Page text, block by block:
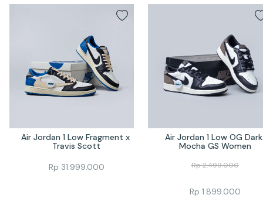
Air Jordan 1 Low Fragment x
Travis Scott
Rp 31.999.000
Air Jordan 1 Low OG Dark
Mocha GS Women
Rp2.499.000
Rp 1.899.000